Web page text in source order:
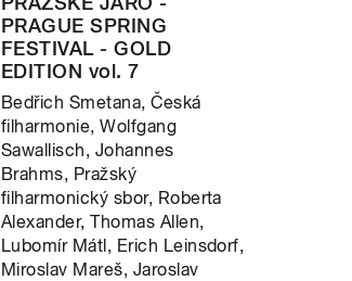
PRAGUE SPRING
FESTIVAL - GOLD
EDITION vol. 7
Bedřich Smetana, Česká
filharmonie, Wolfgang
Sawallisch, Johannes
Brahms, Pražský
filharmonický sbor, Roberta
Alexander, Thomas Allen,
Lubomír Mátl, Erich Leinsdorf,
Miroslav Mareš, Jaroslav